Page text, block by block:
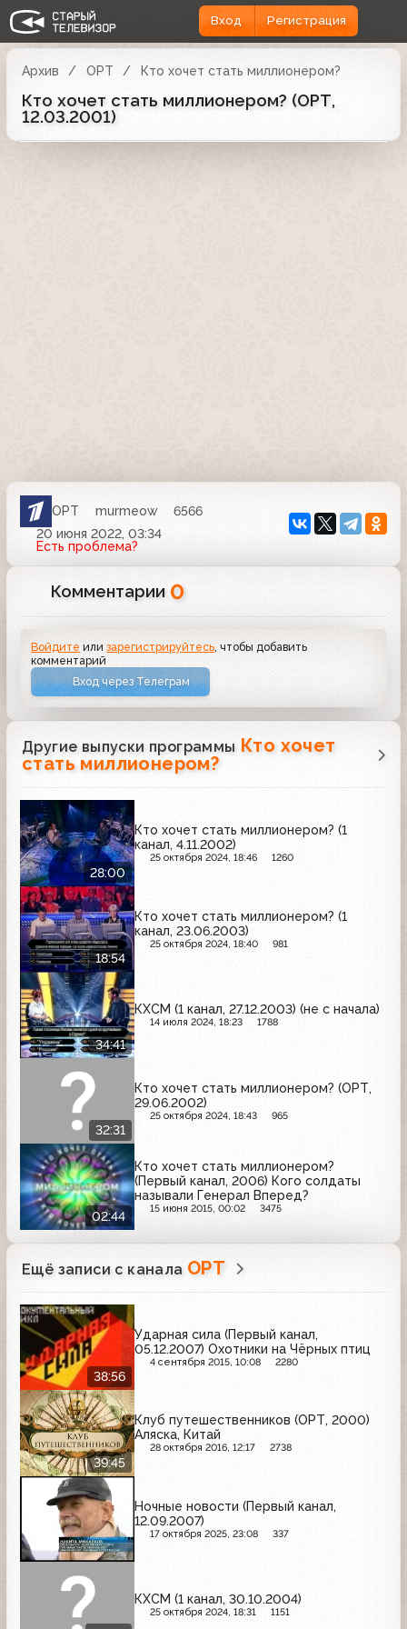
Вход Регистрация
Архив ОРТ Кто хочет стать миллионером?
Кто хочет стать миллионером? (ОРТ,
12.03.2001)
ОРТ murmeow
6566
20 июня 2022, 03:34
Есть проблема?
Комментарии 0
Войдите илизарегистрируйтесь , чтобы добавить
комментарий
Вход через Телеграм
Другие выпуски программы Кто хочет
стать миллионером?
28:00
Кто хочет стать миллионером? (1
канал, 4.11.2002)
25 октября 2024, 18:46 1260
18:54
Кто хочет стать миллионером? (1
канал, 23.06.2003)
25 октября 2024, 18:40 981
34:41
КХСМ (1 канал, 27.12.2003) (не с начала)
14 июля 2024, 18:23 1788
32:31
Кто хочет стать миллионером? (ОРТ,
29.06.2002)
25 октября 2024, 18:43 965
02:44
Кто хочет стать миллионером?
(Первый канал, 2006) Кого солдаты
называли Генерал Вперед?
15 июня 2015, 00:02 3475
Ещё записи с канала ОРТ
38:56
Ударная сила (Первый канал,
05.12.2007) Охотники на Чёрных птиц
4 сентября 2015, 10:08 2280
39:45
Клуб путешественников (ОРТ, 2000)
Аляска, Китай
28 октября 2016, 12:17 2738
Ночные новости (Первый канал,
12.09.2007)
17 октября 2025, 23:08 337
КХСМ (1 канал, 30.10.2004)
25 октября 2024, 18:31 1151